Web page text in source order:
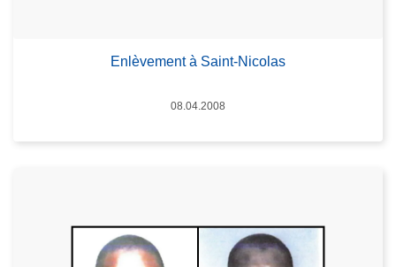
Enlèvement à Saint-Nicolas
Date
08.04.2008